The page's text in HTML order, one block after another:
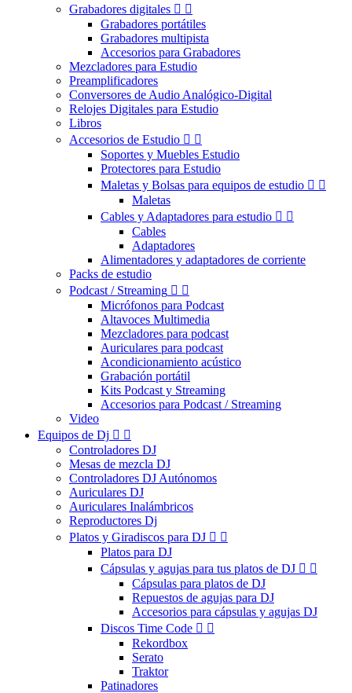
Grabadores digitales  
Grabadores portátiles
Grabadores multipista
Accesorios para Grabadores
Mezcladores para Estudio
Preamplificadores
Conversores de Audio Analógico-Digital
Relojes Digitales para Estudio
Libros
Accesorios de Estudio  
Soportes y Muebles Estudio
Protectores para Estudio
Maletas y Bolsas para equipos de estudio  
Maletas
Cables y Adaptadores para estudio  
Cables
Adaptadores
Alimentadores y adaptadores de corriente
Packs de estudio
Podcast / Streaming  
Micrófonos para Podcast
Altavoces Multimedia
Mezcladores para podcast
Auriculares para podcast
Acondicionamiento acústico
Grabación portátil
Kits Podcast y Streaming
Accesorios para Podcast / Streaming
Video
Equipos de Dj  
Controladores DJ
Mesas de mezcla DJ
Controladores DJ Autónomos
Auriculares DJ
Auriculares Inalámbricos
Reproductores Dj
Platos y Giradiscos para DJ  
Platos para DJ
Cápsulas y agujas para tus platos de DJ  
Cápsulas para platos de DJ
Repuestos de agujas para DJ
Accesorios para cápsulas y agujas DJ
Discos Time Code  
Rekordbox
Serato
Traktor
Patinadores